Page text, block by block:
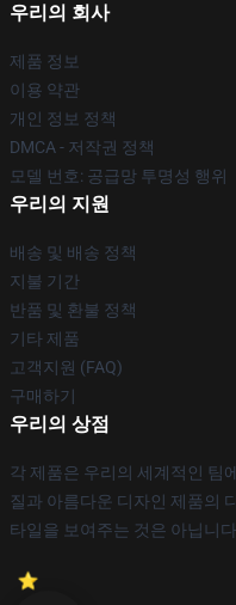
우리의 회사
제품 정보
이용 약관
개인 정보 정책
DMCA - 저작권 정책
모델 번호: 공급망 투명성 행위
우리의 지원
배송 및 배송 정책
지불 기간
반품 및 환불 정책
기타 제품
고객지원 (FAQ)
구매하기
우리의 상점
각 제품은 우리의 세계적인 팀
질과 아름다운 디자인 제품의
타일을 보여주는 것은 아닙니